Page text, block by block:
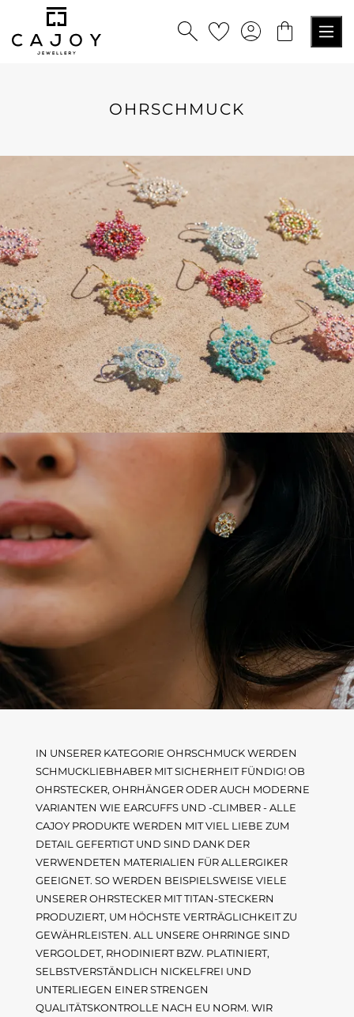
springen
OHRSCHMUCK
IN UNSERER KATEGORIE OHRSCHMUCK WERDEN
SCHMUCKLIEBHABER MIT SICHERHEIT FÜNDIG! OB
OHRSTECKER, OHRHÄNGER ODER AUCH MODERNE
VARIANTEN WIE EARCUFFS UND -CLIMBER - ALLE
CAJOY PRODUKTE WERDEN MIT VIEL LIEBE ZUM
DETAIL GEFERTIGT UND SIND DANK DER
VERWENDETEN MATERIALIEN FÜR ALLERGIKER
GEEIGNET. SO WERDEN BEISPIELSWEISE VIELE
UNSERER OHRSTECKER MIT TITAN-STECKERN
PRODUZIERT, UM HÖCHSTE VERTRÄGLICHKEIT ZU
GEWÄHRLEISTEN. ALL UNSERE OHRRINGE SIND
VERGOLDET, RHODINIERT BZW. PLATINIERT,
SELBSTVERSTÄNDLICH NICKELFREI UND
UNTERLIEGEN EINER STRENGEN
QUALITÄTSKONTROLLE NACH EU NORM. WIR